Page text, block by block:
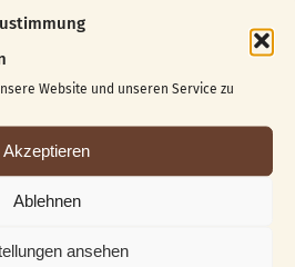
Website und unseren Service zu
Akzeptieren
Ablehnen
ansehen
Schnitzstube